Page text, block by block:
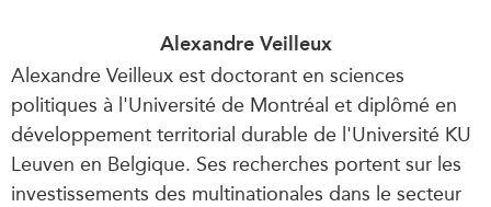
Alexandre Veilleux
Alexandre Veilleux est doctorant en sciences
politiques à l'Université de Montréal et diplômé en
développement territorial durable de l'Université KU
Leuven en Belgique. Ses recherches portent sur les
investissements des multinationales dans le secteur